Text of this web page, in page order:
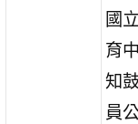
國
育
知
員